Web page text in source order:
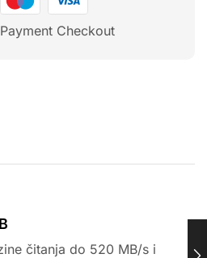
Checkout
čitanja do 520 MB/s i